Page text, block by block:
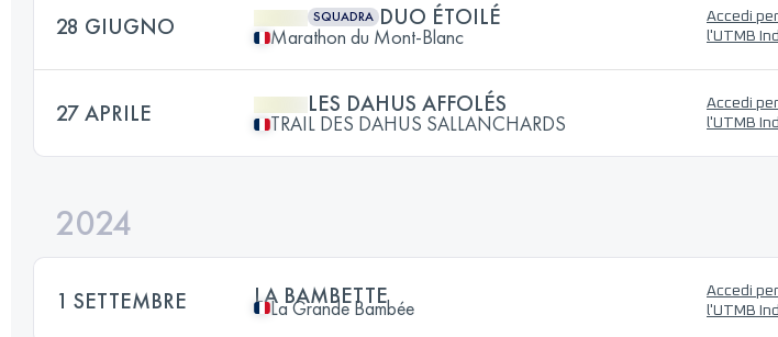
28 GIUGNO SQUADRA DUO ÉTOILÉ
Marathon du Mont-Blanc
Accedi
l'UTMB
27 APRILE LES DAHUS AFFOLÉS
TRAIL DES DAHUS SALLANCHARDS
Accedi
l'UTMB
2024
1 SETTEMBRE LA BAMBETTE
La Grande Bambée
Accedi
l'UTMB